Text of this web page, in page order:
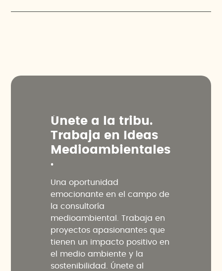
Únete a a tri bu.
Tra baja en d eas
M ed ioam bienta es
.
Una oportunidad
emocionante en el campo de
la consultoría
medioambiental. Trabaja en
proyectos apasionantes que
tienen un impacto positivo en
el medio ambiente y la
sostenibilidad. Únete al